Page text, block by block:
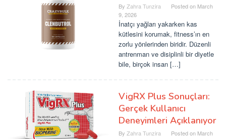
By Zahra Tunzira Posted on March
9, 2026
İnatçı yağları yakarken kas
kütlesini korumak, fitness’ın en
zorlu yönlerinden biridir. Düzenli
antrenman ve disiplinli bir diyetle
bile, birçok insan […]
VigRX Plus Sonuçları:
Gerçek Kullanıcı
Deneyimleri Açıklanıyor
By Zahra Tunzira Posted on March